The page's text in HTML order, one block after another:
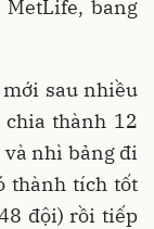
bang
sau nhiều
thành 12
nhì bảng đi
thành tích tốt
đội) rồi tiếp